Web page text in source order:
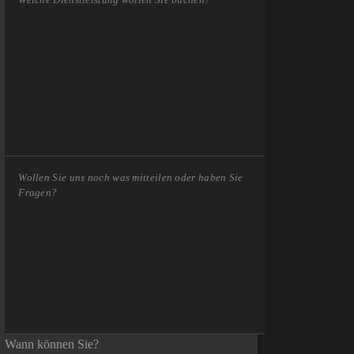
Wann können Sie?